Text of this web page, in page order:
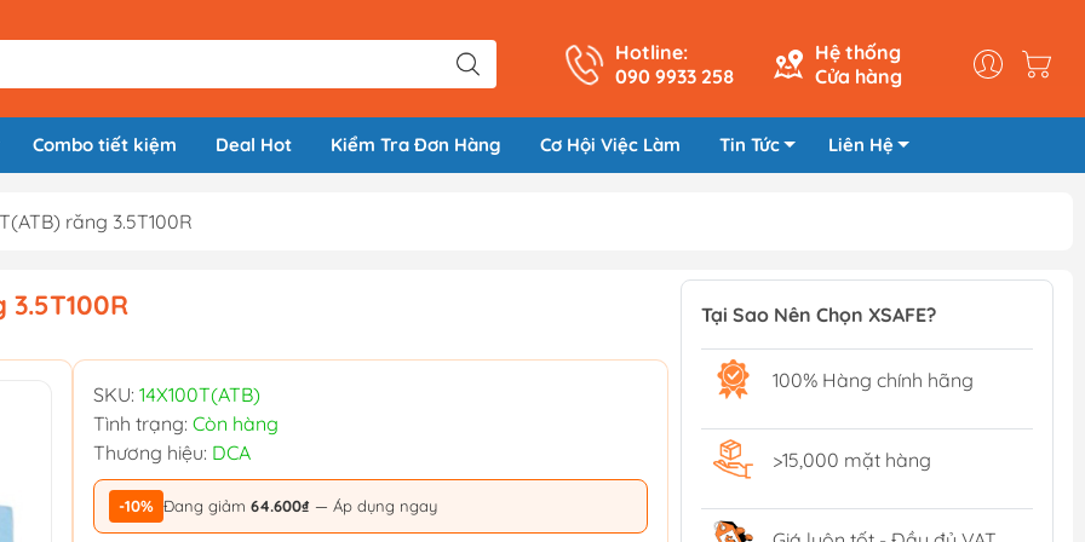
Hotline:
090 9933 258
Hệ thống
Cửa hàng
Combo tiết kiệm Deal Hot Kiểm Tra Đơn Hàng Cơ Hội Việc Làm Tin Tức Liên Hệ
răng 3.5T100R
3.5T100R
SKU: 14X100T(ATB)
Tình trạng: Còn hàng
Thương hiệu: DCA
-10% Đang giảm 64.600₫ — Áp dụng ngay
Tại Sao Nên Chọn XSAFE?
100% Hàng chính hãng
>15,000 mặt hàng